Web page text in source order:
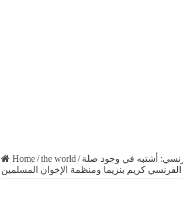
Home/the world / أشتبه في وجود صلة
كريم بنزيما ومنظمة الإخوان المسلمين